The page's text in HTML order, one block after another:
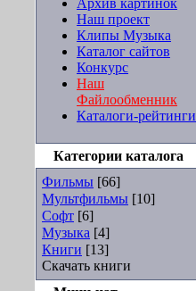
Архив картинок
Наш проект
Клипы Музыка
Каталог сайтов
Конкурс
Наш
Файлообменник
Каталоги-рейтинги
Категории каталога
Фильмы [66]
Мультфильмы [10]
Софт [6]
Музыка [4]
Книги [13]
Скачать книги